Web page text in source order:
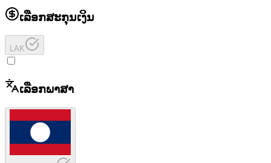
ເລືອກສະກຸນເງິນ
LAK
ເລືອກພາສາ